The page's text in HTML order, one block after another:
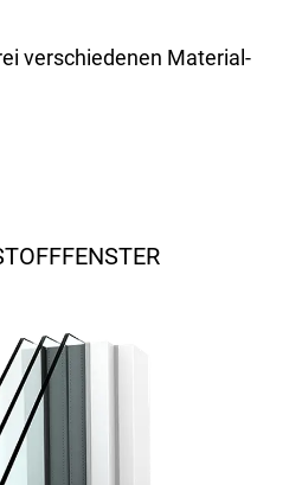
verschiedenen Material-